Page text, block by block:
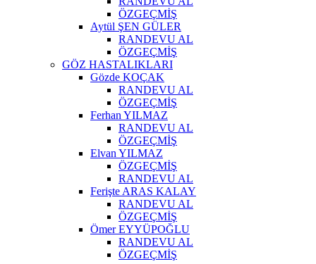
ÖZGEÇMİŞ
Aytül ŞEN GÜLER
RANDEVU AL
ÖZGEÇMİŞ
GÖZ HASTALIKLARI
Gözde KOÇAK
RANDEVU AL
ÖZGEÇMİŞ
Ferhan YILMAZ
RANDEVU AL
ÖZGEÇMİŞ
Elvan YILMAZ
ÖZGEÇMİŞ
RANDEVU AL
Ferişte ARAS KALAY
RANDEVU AL
ÖZGEÇMİŞ
Ömer EYYÜPOĞLU
RANDEVU AL
ÖZGEÇMİŞ